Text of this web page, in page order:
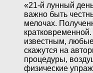
«21-й лунный
важно быть
мелочах.
известным,
скажутся на
процедуры,
физические